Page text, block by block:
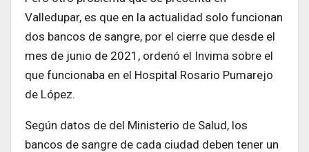
Valledupar, es que en la actualidad solo funcionan
dos bancos de sangre, por el cierre que desde el
mes de junio de 2021, ordenó el Invima sobre el
que funcionaba en el Hospital Rosario Pumarejo
de López.
Según datos de del Ministerio de Salud, los
bancos de sangre de cada ciudad deben tener un